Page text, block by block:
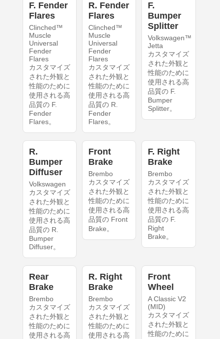
F. Fender
Flares
Clinched™
Muscle
Universal
Fender
Flares
カスタマイズ
された外観と
性能のために
使用される高
品質の F.
Fender
Flares。
R. Fender
Flares
Clinched™
Muscle
Universal
Fender
Flares
カスタマイズ
された外観と
性能のために
使用される高
品質の R.
Fender
Flares。
F.
Bumper
Splitter
Volkswagen™
Jetta
カスタマイズ
された外観と
性能のために
使用される高
品質の F.
Bumper
Splitter。
R.
Bumper
Diffuser
Volkswagen
カスタマイズ
された外観と
性能のために
使用される高
品質の R.
Bumper
Diffuser。
Front
Brake
Brembo
カスタマイズ
された外観と
性能のために
使用される高
品質の Front
Brake。
F. Right
Brake
Brembo
カスタマイズ
された外観と
性能のために
使用される高
品質の F.
Right
Brake。
Rear
Brake
Brembo
カスタマイズ
された外観と
性能のために
使用される高
R. Right
Brake
Brembo
カスタマイズ
された外観と
性能のために
使用される高
Front
Wheel
A Classic V2
(MID)
カスタマイズ
された外観と
性能のために